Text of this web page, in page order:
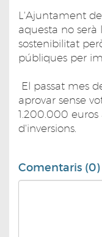
L'Ajuntament
aquesta no
sostenibilitat
públiques per
El passat mes
aprovar sense
1.200.000
d'inversions.
Comentaris (0)